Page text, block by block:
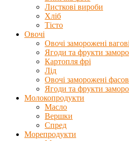
Листкові вироби
Хліб
Тісто
Овочі
Овочі заморожені вагові
Ягоди та фрукти
Картопля фрі
Лід
Овочі заморожені
Ягоди та фрукти
Молокопродукти
Масло
Вершки
Спред
Морепродукти